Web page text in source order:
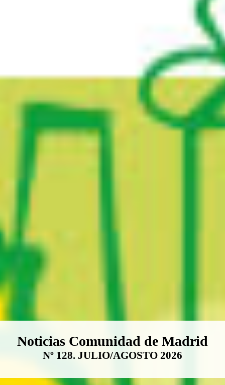
Boletín Noticias Comunidad de
Noticias Comunidad de Madrid
Nº 128. JULIO/AGOSTO 2026